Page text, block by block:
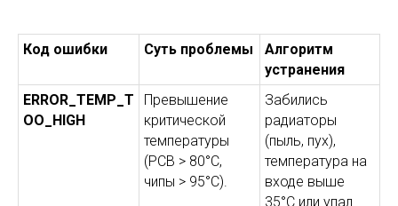
Код ошибки Суть проблемы
Алгоритм
устранения
ERROR_TEMP_T
OO_HIGH
Превышение
критической
температуры
(PCB > 80°C,
чипы > 95°C).
Забились
радиаторы
(пыль, пух),
температура на
входе выше
35°C или упал